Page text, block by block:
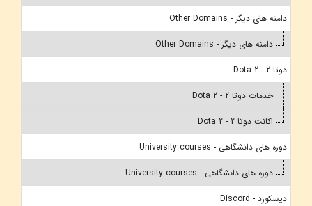
دامنه های دیگر - Other Domains
دامنه های دیگر - Other Domains
دوتا 2 - Dota 2
خدمات دوتا 2 - Dota 2
اکانت دوتا 2 - Dota 2
دوره های دانشگاهی - University courses
دوره های دانشگاهی - University courses
دیسکورد - Discord